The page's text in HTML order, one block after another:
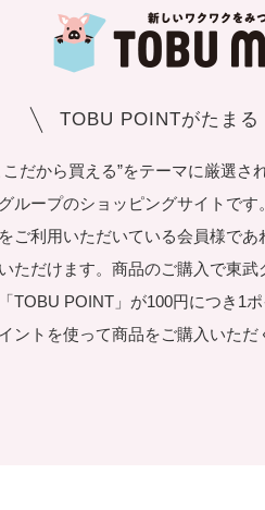
TOBU POINTがたまる
こだから買える”をテーマに厳選さ
ループのショッピングサイトで
ご利用いただいている会員様であ
ただけます。商品のご購入で東武
TOBU POINT」が100円につき1
ントを使って商品をご購入いただ